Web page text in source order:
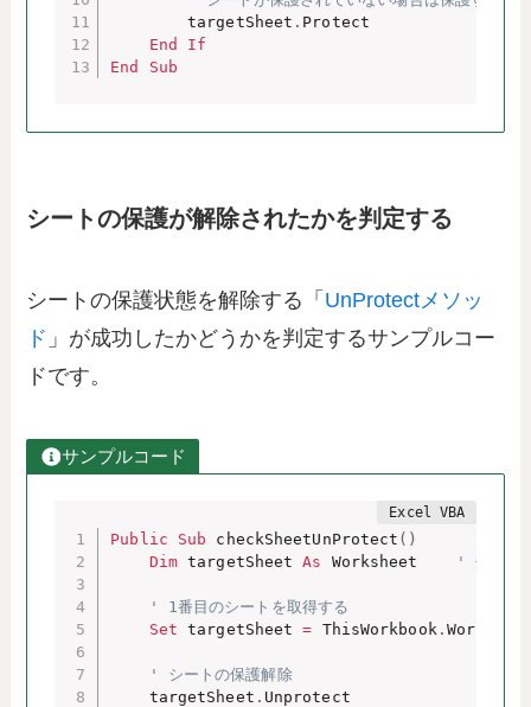
        targetSheet
. Protect
End
If
End
Sub
シートの保護が解除されたかを判定する
シートの保護状態を解除する「 UnProtectメソッ
ド 」が成功したかどうかを判定するサンプルコー
ドです。
サンプルコード
Public Sub checkSheetUnProtect ( )
Dim targetSheet As Worksheet ' 保護解
' 1番目のシートを取得する
Set targetSheet = ThisWorkbook .
' シートの保護解除
    targetSheet
. Unprotect